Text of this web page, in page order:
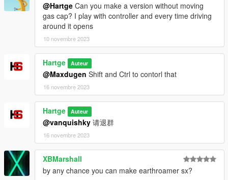
@Hartge Can you make a version without moving
gas cap? I play with controller and every time driving
around it opens
10 novembre 2023
Hartge Auteur
@Maxdugen Shift and Ctrl to contorl that
16 novembre 2023
Hartge Auteur
@vanquishky 请退群
16 novembre 2023
XBMarshall
by any chance you can make earthroamer sx?